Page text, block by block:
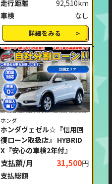
走行距離
92,510km
車検
なし
詳細をみる
四国エリア
ホンダ
ホンダヴェゼル☆『信用回
復ローン取扱店』 HYBRID
X『安心の車検2年付』
支払額/月 31,500円
支払総額